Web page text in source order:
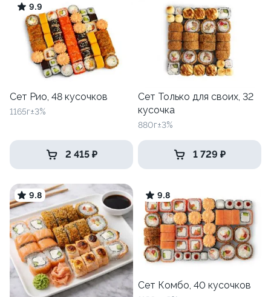
9.9
Сет Рио, 48 кусочков
1165г±3%
2 415 ₽
Сет Только для своих, 32
кусочка
880г±3%
1 729 ₽
9.8 9.8
Сет Комбо, 40 кусочков